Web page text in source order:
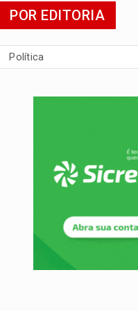
POR EDITORIA